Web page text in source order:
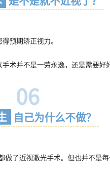
预期矫正视力。
术并不是一劳永逸，还是需要好
06
自己为什么不做？
了近视激光手术。但也并不是